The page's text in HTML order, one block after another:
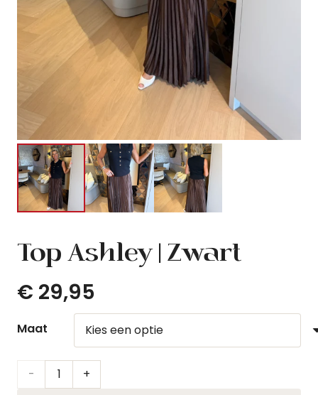
Top Ashley | Zwart
€ 29,95
Maat
Top